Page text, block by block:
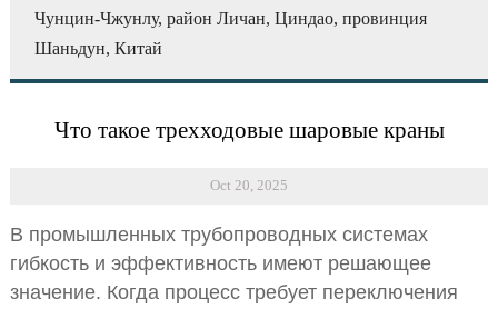
Чунцин-Чжунлу, район Личан, Циндао, провинция
Шаньдун, Китай
Что такое трехходовые шаровые краны
Oct 20, 2025
В промышленных трубопроводных системах
гибкость и эффективность имеют решающее
значение. Когда процесс требует переключения